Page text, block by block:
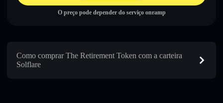
O preço pode depender do serviço onramp
Como comprar The Retirement Token com a carteira
Solflare